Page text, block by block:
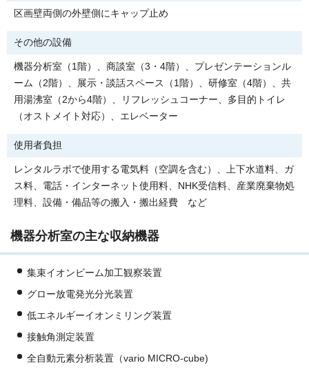
区画壁両側の外壁側にキャップ止め
その他の設備
機器分析室（1階）、商談室（3・4階）、プレゼンテーションル
ーム（2階）、展示・談話スペース（1階）、研修室（4階）、共
用湯沸室（2から4階）、リフレッシュコーナー、多目的トイレ
（オストメイト対応）、エレベーター
使用者負担
レンタルラボで使用する電気料（空調を含む）、上下水道料、ガ
ス料、電話・インターネット使用料、NHK受信料、産業廃棄物処
理料、設備・備品等の搬入・搬出経費 など
機器分析室の主な収納機器
集束イオンビーム加工観察装置
グロー放電発光分光装置
低エネルギーイオンミリング装置
接触角測定装置
全自動元素分析装置（vario MICRO-cube)